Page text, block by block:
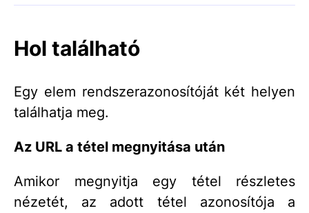
Hol található
Egy elem rendszerazonosítóját két helyen
találhatja meg.
Az URL a tétel megnyitása után
Amikor megnyitja egy tétel részletes
nézetét, az adott tétel azonosítója a